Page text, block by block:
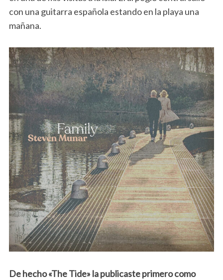
con una guitarra española estando en la playa una
mañana.
De hecho «The Tide» la publicaste primero como